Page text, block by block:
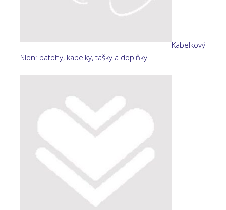
Kabelkový
Slon: batohy, kabelky, tašky a doplňky